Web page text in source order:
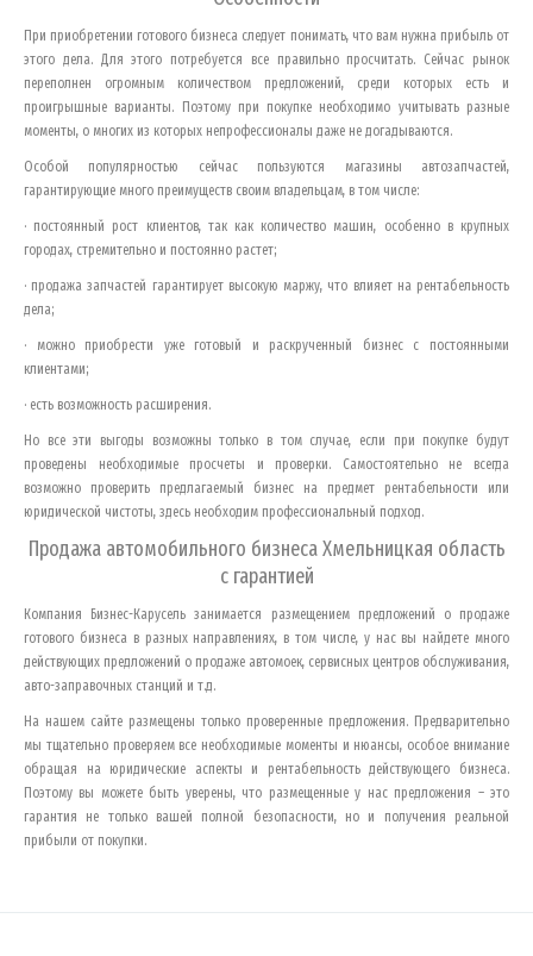
При приобретении готового бизнеса следует понимать, что вам нужна прибыль от
этого дела. Для этого потребуется все правильно просчитать. Сейчас рынок
переполнен огромным количеством предложений, среди которых есть и
проигрышные варианты. Поэтому при покупке необходимо учитывать разные
моменты, о многих из которых непрофессионалы даже не догадываются.
Особой популярностью сейчас пользуются магазины автозапчастей,
гарантирующие много преимуществ своим владельцам, в том числе:
· постоянный рост клиентов, так как количество машин, особенно в крупных
городах, стремительно и постоянно растет;
· продажа запчастей гарантирует высокую маржу, что влияет на рентабельность
дела;
· можно приобрести уже готовый и раскрученный бизнес с постоянными
клиентами;
· есть возможность расширения.
Но все эти выгоды возможны только в том случае, если при покупке будут
проведены необходимые просчеты и проверки. Самостоятельно не всегда
возможно проверить предлагаемый бизнес на предмет рентабельности или
юридической чистоты, здесь необходим профессиональный подход.
Продажа автомобильного бизнесаХмельницкая область
с гарантией
Компания Бизнес-Карусель занимается размещением предложений о продаже
готового бизнеса в разных направлениях, в том числе, у нас вы найдете много
действующих предложений о продаже автомоек, сервисных центров обслуживания,
авто-заправочных станций и т.д.
На нашем сайте размещены только проверенные предложения. Предварительно
мы тщательно проверяем все необходимые моменты и нюансы, особое внимание
обращая на юридические аспекты и рентабельность действующего бизнеса.
Поэтому вы можете быть уверены, что размещенные у нас предложения – это
гарантия не только вашей полной безопасности, но и получения реальной
прибыли от покупки.